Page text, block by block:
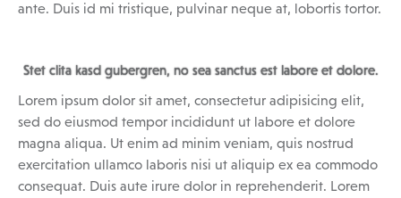
ante. Duis id mi tristique, pulvinar neque at, lobortis tortor.
Stet clita kasd gubergren, no sea sanctus est labore et dolore.
Lorem ipsum dolor sit amet, consectetur adipisicing elit,
sed do eiusmod tempor incididunt ut labore et dolore
magna aliqua. Ut enim ad minim veniam, quis nostrud
exercitation ullamco laboris nisi ut aliquip ex ea commodo
consequat. Duis aute irure dolor in reprehenderit. Lorem